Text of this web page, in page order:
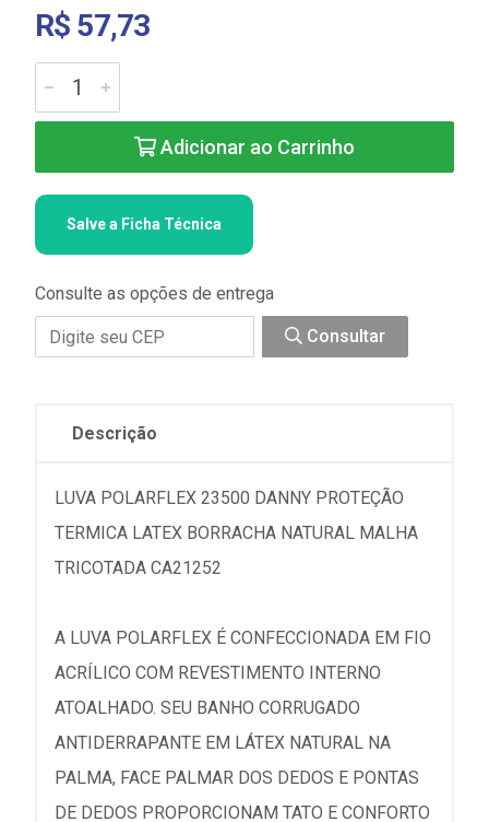
R$ 57,73
Adicionar ao Carrinho
Salve a Ficha Técnica
Consulte as opções de entrega
Consultar
Descrição
LUVA POLARFLEX 23500 DANNY PROTEÇÃO
TERMICA LATEX BORRACHA NATURAL MALHA
TRICOTADA CA21252
A LUVA POLARFLEX É CONFECCIONADA EM FIO
ACRÍLICO COM REVESTIMENTO INTERNO
ATOALHADO. SEU BANHO CORRUGADO
ANTIDERRAPANTE EM LÁTEX NATURAL NA
PALMA, FACE PALMAR DOS DEDOS E PONTAS
DE DEDOS PROPORCIONAM TATO E CONFORTO